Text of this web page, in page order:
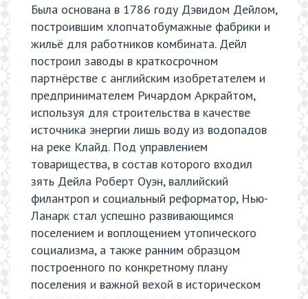
Была основана в 1786 году Дэвидом Дейлом,
построившим хлопчатобумажные фабрики и
жильё для работников комбината. Дейл
построил заводы в краткосрочном
партнёрстве с английским изобретателем и
предпринимателем Ричардом Аркрайтом,
используя для строительства в качестве
источника энергии лишь воду из водопадов
на реке Клайд. Под управлением
товарищества, в состав которого входил
зять Дейла Роберт Оуэн, валлийский
филантроп и социальный реформатор, Нью-
Ланарк стал успешно развивающимся
поселением и воплощением утопического
социализма, а также ранним образцом
построенного по конкретному плану
поселения и важной вехой в историческом